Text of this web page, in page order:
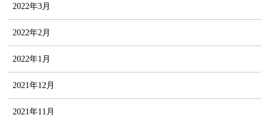
2022年3月
2022年2月
2022年1月
2021年12月
2021年11月